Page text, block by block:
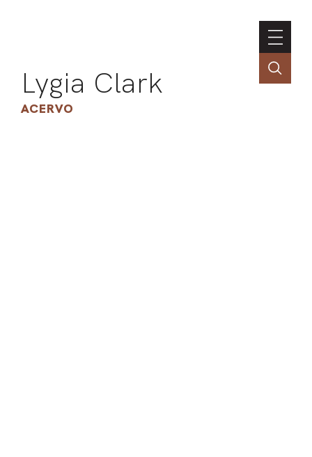
Lygia Clark
ACERVO